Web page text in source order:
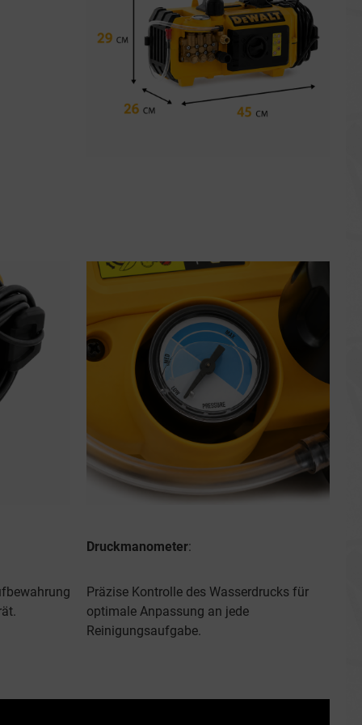
Druckmanometer:
Präzise Kontrolle des Wasserdrucks für
optimale Anpassung an jede
Reinigungsaufgabe.